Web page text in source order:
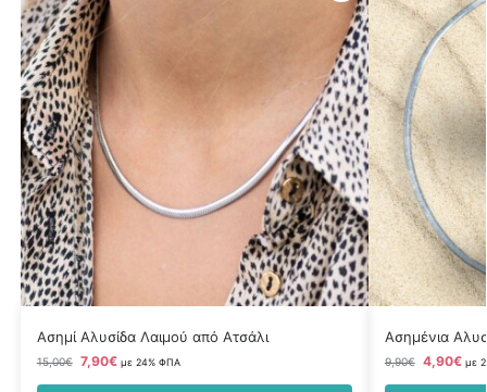
Ασημί Αλυσίδα Λαιμού από Ατσάλι
15,00€ 7,90€ με 24% ΦΠΑ
Ασημένια
9,90€ 4,90€ με